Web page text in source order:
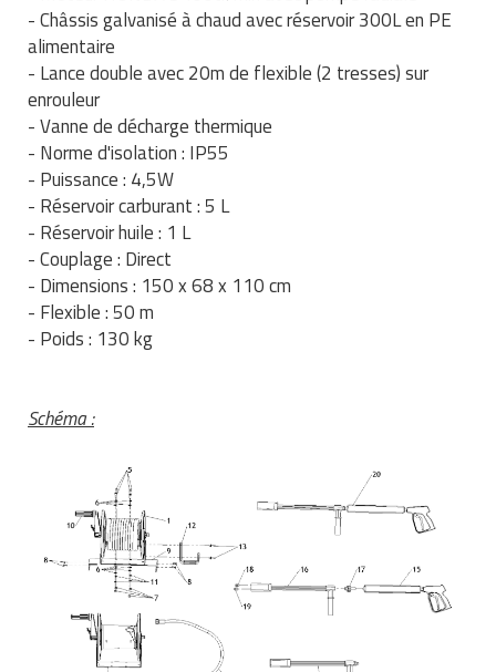
Ustensile cuisine professionnel
Vêtements personnalisés
Vitrines pour magasin
Traitement de l'air
Traitement des eaux
Trancheuse professionnelle
Transformateur électrique
Tubes et profilés
Tuyau flexible
Tuyau galvanisé
Ventilateurs et aération d'atelier
Tapis de bureau
Tapis et caillebotis
Traitement des surfaces
Traitement du linge
Vestiaires et casiers
Equipements de football
Equipements de karting
Equipements pour patinage
Equipements pour roller
Equipements pour skateboard
Equipements pour stade et terrain
sportif
Jeu gymnique
Loisirs
Matériel de musculation
Vêtement sportif
Pétrin professionnel
Piano de cuisson
Plats et plateaux
Pompes à sauce
Portes commandes restaurant
Présentoir pour restaurant
Réchaud professionnel
Restauration foraine
Robinetterie professionnelle
Rôtisserie professionnelle
Sautause professionnelle
Table de cuisson professionnelle
- Châssis galvanisé à chaud avec réservoir 300L en PE
alimentaire
- Lance double avec 20m de flexible (2 tresses) sur
enrouleur
- Vanne de décharge thermique
- Norme d'isolation : IP55
- Puissance : 4,5W
- Réservoir carburant : 5 L
- Réservoir huile : 1 L
- Couplage : Direct
- Dimensions : 150 x 68 x 110 cm
- Flexible : 50 m
- Poids : 130 kg
Schéma :